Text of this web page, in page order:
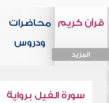
قرآن كريم
المزيد
محاضرات
ودروس
سورة الفيل برواية